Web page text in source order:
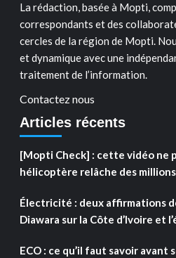
La rédaction, basée à Mopti,
correspondants et des
cercles de la région de Mopti.
et dynamique avec une
traitement de l’information.
Contactez nous
Articles récents
[Mopti Check] : cette vidéo ne
hélicoptère relâche des
Électricité : deux affirmations
Diawara sur la Côte d’Ivoire et
ECO : ce qu’il faut savoir avant